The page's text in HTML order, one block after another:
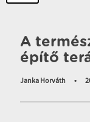
A
építő
Janka Horváth •